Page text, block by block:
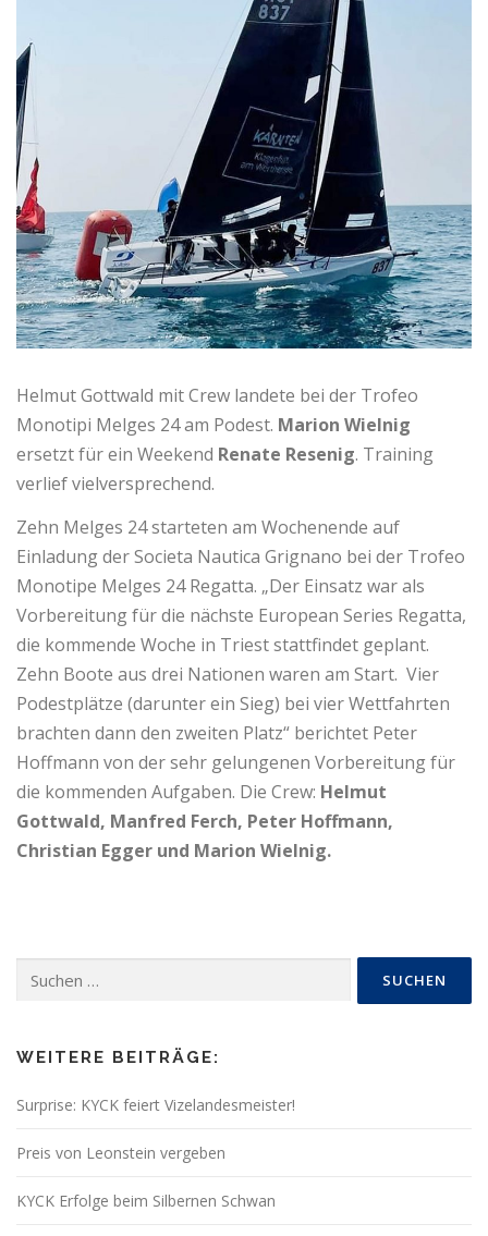
Helmut Gottwald mit Crew landete bei der Trofeo
Monotipi Melges 24 am Podest. Marion Wielnig
ersetzt für ein Weekend Renate Resenig. Training
verlief vielversprechend.
Zehn Melges 24 starteten am Wochenende auf
Einladung der Societa Nautica Grignano bei der Trofeo
Monotipe Melges 24 Regatta. „Der Einsatz war als
Vorbereitung für die nächste European Series Regatta,
die kommende Woche in Triest stattfindet geplant.
Zehn Boote aus drei Nationen waren am Start. Vier
Podestplätze (darunter ein Sieg) bei vier Wettfahrten
brachten dann den zweiten Platz“ berichtet Peter
Hoffmann von der sehr gelungenen Vorbereitung für
die kommenden Aufgaben. Die Crew: Helmut
Gottwald, Manfred Ferch, Peter Hoffmann,
Christian Egger und Marion Wielnig.
nach:
WEITERE BEITRÄGE:
Surprise: KYCK feiert Vizelandesmeister!
Preis von Leonstein vergeben
KYCK Erfolge beim Silbernen Schwan